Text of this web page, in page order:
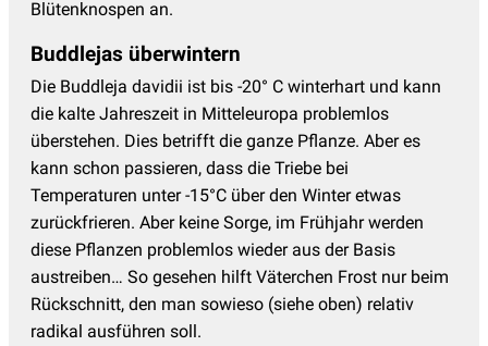
Blütenknospen an.
Buddlejas überwintern
Die Buddleja davidii ist bis -20° C winterhart und kann
die kalte Jahreszeit in Mitteleuropa problemlos
überstehen. Dies betrifft die ganze Pflanze. Aber es
kann schon passieren, dass die Triebe bei
Temperaturen unter -15°C über den Winter etwas
zurückfrieren. Aber keine Sorge, im Frühjahr werden
diese Pflanzen problemlos wieder aus der Basis
austreiben… So gesehen hilft Väterchen Frost nur beim
Rückschnitt, den man sowieso (siehe oben) relativ
radikal ausführen soll.